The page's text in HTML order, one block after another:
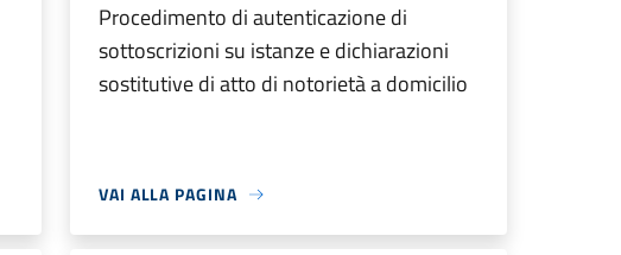
Procedimento di autenticazione di
sottoscrizioni su istanze e dichiarazioni
sostitutive di atto di notorietà a domicilio
VAI ALLA PAGINA